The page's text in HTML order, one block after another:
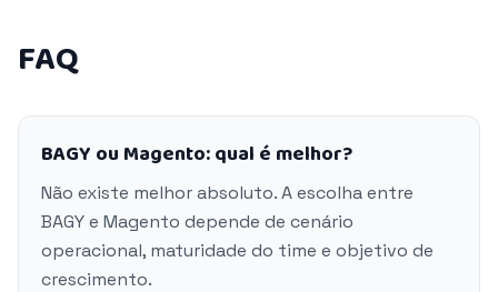
FAQ
BAGY ou Magento: qual é melhor?
Não existe melhor absoluto. A escolha entre
BAGY e Magento depende de cenário
operacional, maturidade do time e objetivo de
crescimento.